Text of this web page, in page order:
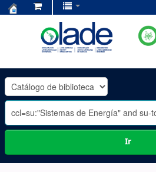
OLADE
-
Ir